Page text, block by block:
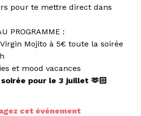
pour te mettre direct dans
PROGRAMME :
Mojito à 5€ toute la soirée
et mood vacances
pour le 3 juillet 🫶🏻
cet événement